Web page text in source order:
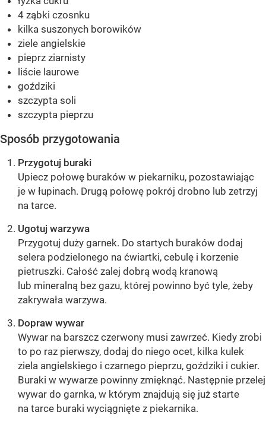
4 ząbki czosnku
kilka suszonych borowików
ziele angielskie
pieprz ziarnisty
liście laurowe
goździki
szczypta soli
szczypta pieprzu
Sposób przygotowania
Przygotuj buraki
Upiecz połowę buraków w piekarniku, pozostawiając
je w łupinach. Drugą połowę pokrój drobno lub zetrzyj
na tarce.
Ugotuj warzywa
Przygotuj duży garnek. Do startych buraków dodaj
selera podzielonego na ćwiartki, cebulę i korzenie
pietruszki. Całość zalej dobrą wodą kranową
lub mineralną bez gazu, której powinno być tyle, żeby
zakrywała warzywa.
Dopraw wywar
Wywar na barszcz czerwony musi zawrzeć. Kiedy zrobi
to po raz pierwszy, dodaj do niego ocet, kilka kulek
ziela angielskiego i czarnego pieprzu, goździki i cukier.
Buraki w wywarze powinny zmięknąć. Następnie przelej
wywar do garnka, w którym znajdują się już starte
na tarce buraki wyciągnięte z piekarnika.